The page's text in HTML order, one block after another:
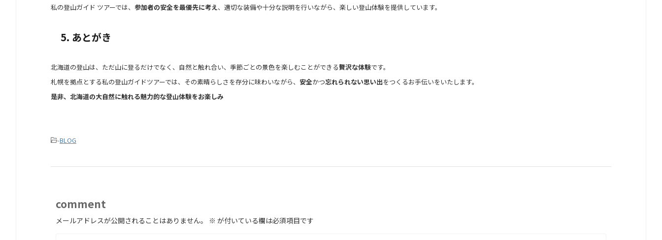
私の登山ガイド ツアーでは、 参加者の安全を最優先に考え、適切な装備や十分な説明を行いながら、楽しい登山体験を提供しています。
5. あとがき
北海道の登山は、ただ山に登るだけでなく、自然と触れ合い、季節ごとの景色を楽しむことができる贅沢な体験です。
札幌を拠点とする私の登山ガイドツアーでは、その素晴らしさを存分に味わいながら、 安全かつ忘れられない思い出をつくるお手伝いをいたします。
是非、北海道の大自然に触れる魅力的な登山体験をお楽しみ
-BLOG
comment
メールアドレスが公開されることはありません。 ※ が付いている欄は必須項目です